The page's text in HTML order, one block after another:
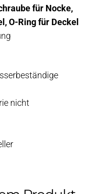
für Nocke,
O-Ring für Deckel
nicht